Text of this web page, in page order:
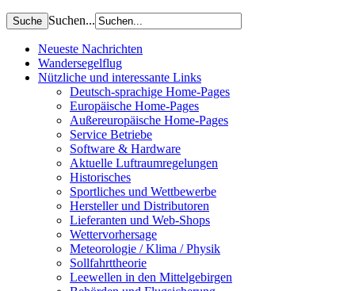
Suchen...
Neueste Nachrichten
Wandersegelflug
Nützliche und interessante Links
Deutsch-sprachige Home-Pages
Europäische Home-Pages
Außereuropäische Home-Pages
Service Betriebe
Software & Hardware
Aktuelle Luftraumregelungen
Historisches
Sportliches und Wettbewerbe
Hersteller und Distributoren
Lieferanten und Web-Shops
Wettervorhersage
Meteorologie / Klima / Physik
Sollfahrttheorie
Leewellen in den Mittelgebirgen